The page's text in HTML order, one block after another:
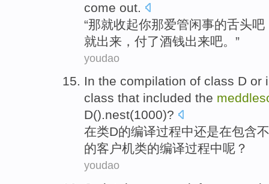
come out.
“那就收起你那爱管闲事的舌头吧
就出来 ， 付了酒钱出来吧。”
youdao
In the compilation of class D or
class that included the
D().nest(1000)?
在类D的编译过程中还是在包含
的客户机类的编译过程中呢？
youdao